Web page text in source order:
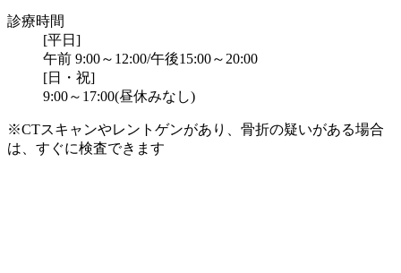
診療時間
[平日]
午前 9:00～12:00/午後15:00～20:00
[日・祝]
9:00～17:00(昼休みなし)
※CTスキャンやレントゲンがあり、骨折の疑いがある場合
は、すぐに検査できます